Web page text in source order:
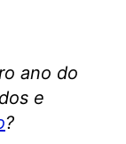
ano do
e
?